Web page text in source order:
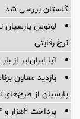
گلستان بررسی شد
لوتوس پارسیان
نرخ رقابتی
آیا ایران‌ایر از
بازدید معاون
پارسیان از
پرداخت ۲هزار و ۲۴۴ میلیارد ریال تسهیلات تکلیفی در تیرماه ۱۴۰۵